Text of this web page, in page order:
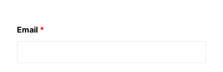
Email *